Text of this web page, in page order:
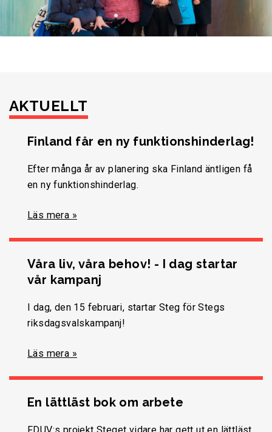
AKTUELLT
Finland får en ny funktionshinderlag!
Efter många år av planering ska Finland äntligen få
en ny funktionshinderlag.
Läs mera »
Våra liv, våra behov! - I dag startar
vår kampanj
I dag, den 15 februari, startar Steg för Stegs
riksdagsvalskampanj!
Läs mera »
En lättläst bok om arbete